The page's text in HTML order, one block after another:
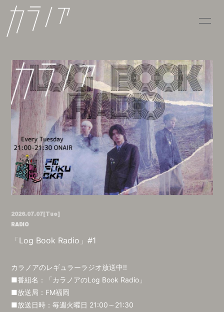
SCHEDULE PROFILE
VIDEO DISCOGRAPHY
CONTACT
2026.07.07 [Tue]
RADIO
「Log Book Radio」#1
カラノアのレギュラーラジオ放送中!!
■番組名：「カラノアのLog Book Radio」
■放送局：FM福岡
■放送日時：毎週火曜日 21:00～21:30